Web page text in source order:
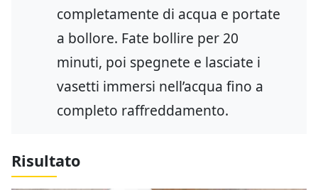
completamente di acqua e portate
a bollore. Fate bollire per 20
minuti, poi spegnete e lasciate i
vasetti immersi nell’acqua fino a
completo raffreddamento.
Risultato